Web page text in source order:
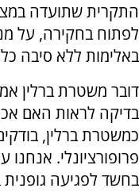
התקרית שתועדה
לפתוח בחקירה, על
באלימות ללא סיבה
דובר משטרת ברלין
בדיקה לראות האם
כמשטרת ברלין,
פרופורציונלי.
בחשד לפגיעה